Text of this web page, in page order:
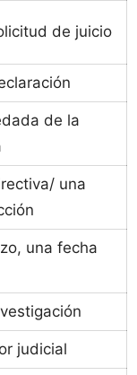
de juicio
de la
una
una fecha
judicial